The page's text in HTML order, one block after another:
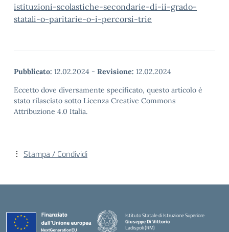
istituzioni-scolastiche-secondarie-di-ii-grado-
statali-o-paritarie-o-i-percorsi-trie
Pubblicato: 12.02.2024 - Revisione: 12.02.2024
Eccetto dove diversamente specificato, questo articolo è
stato rilasciato sotto Licenza Creative Commons
Attribuzione 4.0 Italia.
Stampa / Condividi
Istituto Statale di Istruzione Superiore
Giuseppe Di Vittorio
Ladispoli (RM)